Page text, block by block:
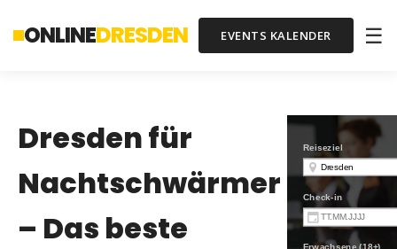
ONLINEDRESDEN EVENTS KALENDER ☰
Dresden für
Nachtschwärmer
– Das beste